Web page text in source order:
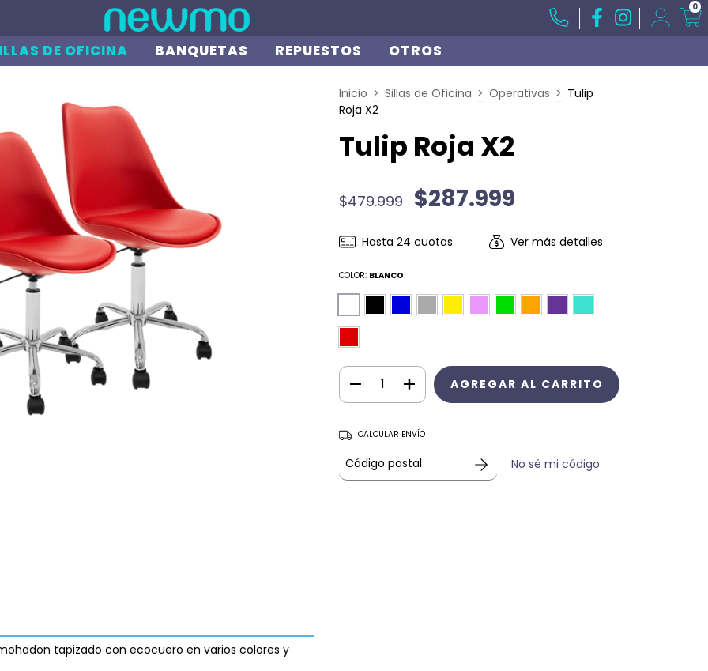
0
DE OFICINA BANQUETAS REPUESTOS OTROS
tapizado con ecocuero en varios colores y
Inicio > Sillas de Oficina > Operativas > Tulip
Roja X2
Tulip Roja X2
$479.999 $287.999
Hasta 24 cuotas Ver más detalles
COLOR: BLANCO
CALCULAR ENVÍO
No sé mi código